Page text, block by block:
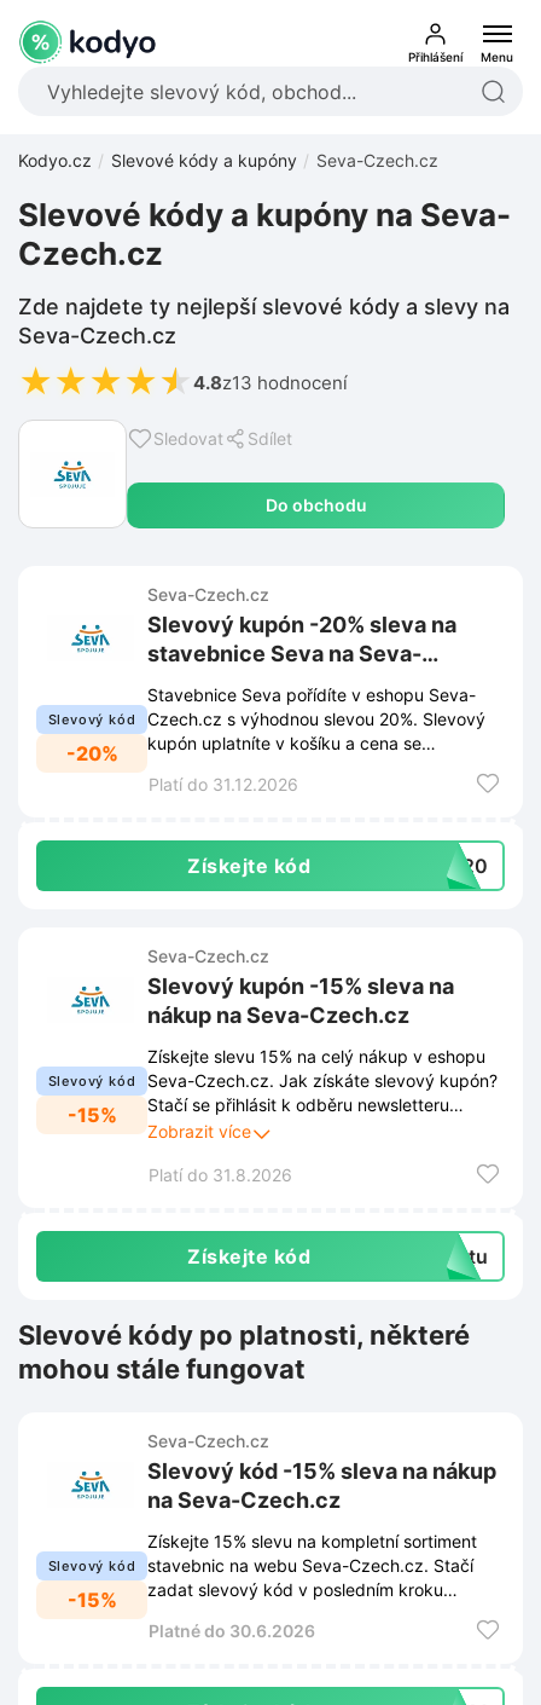
Přihlášení Menu
Kodyo.cz Slevové kódy a kupóny Seva-Czech.cz
Sledovat Sdílet
Do obchodu
Slevové kódy a kupóny na Seva-
Czech.cz
Zde najdete ty nejlepší slevové kódy a slevy na
Seva-Czech.cz
★★★★★ 4.8z13 hodnocení
Slevový kód
-20%
Seva-Czech.cz
Slevový kupón -20% sleva na
stavebnice Seva na Seva-
Czech.cz
Stavebnice Seva pořídíte v eshopu Seva-
Czech.cz s výhodnou slevou 20%. Slevový
kupón uplatníte v košíku a cena se
Platí do 31.12.2026
Získejte kód VA20
Slevový kód
-15%
Seva-Czech.cz
Slevový kupón -15% sleva na
nákup na Seva-Czech.cz
Získejte slevu 15% na celý nákup v eshopu
Seva-Czech.cz. Jak získáte slevový kupón?
Stačí se přihlásit k odběru newsletteru
prostřednictvím vyskakovacího okna na
zajistíte stálý přehled o všech novinkách,
Zobrazit více
Platí do 31.8.2026
Získejte kód extu
Slevové kódy po platnosti, některé
mohou stále fungovat
Slevový kód
-15%
Seva-Czech.cz
Slevový kód -15% sleva na nákup
na Seva-Czech.cz
Získejte 15% slevu na kompletní sortiment
stavebnic na webu Seva-Czech.cz. Stačí
zadat slevový kód v posledním kroku
Platné do 30.6.2026